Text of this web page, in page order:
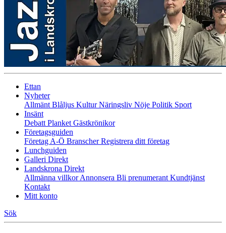
Ettan
Nyheter
Allmänt Blåljus KulturNäringsliv Nöje Politik Sport
Insänt
Debatt Planket Gästkrönikor
Företagsguiden
Företag A-Ö BranscherRegistrera ditt företag
Lunchguiden
Galleri Direkt
Landskrona Direkt
Allmänna villkorAnnonsera Bli prenumerant Kundtjänst
Kontakt
Mitt konto
Sök